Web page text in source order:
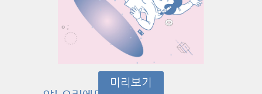
미리보기